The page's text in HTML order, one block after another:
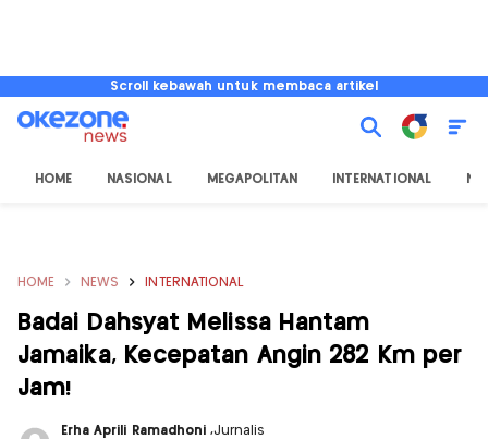
Scroll kebawah untuk membaca artikel
HOME NASIONAL MEGAPOLITAN INTERNATIONAL
HOME NEWS INTERNATIONAL
Badai Dahsyat Melissa Hantam
Jamaika, Kecepatan Angin 282 Km per
Jam!
Erha Aprili Ramadhoni,Jurnalis